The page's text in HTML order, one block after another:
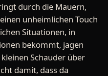
durch die Mauern,
unheimlichen Touch
Situationen, in
bekommt, jagen
Schauder über
damit, dass da